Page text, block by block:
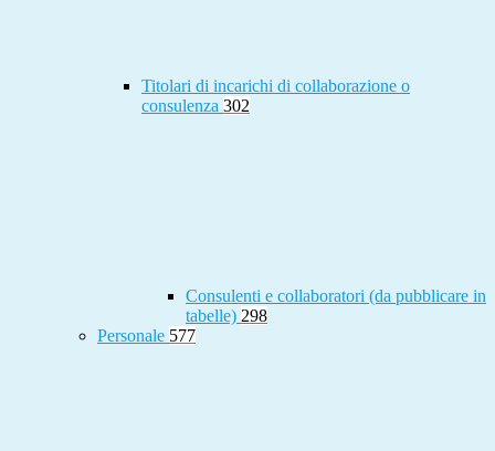
Titolari di incarichi di collaborazione o
consulenza 302
Consulenti e collaboratori (da pubblicare in
tabelle) 298
Personale 577